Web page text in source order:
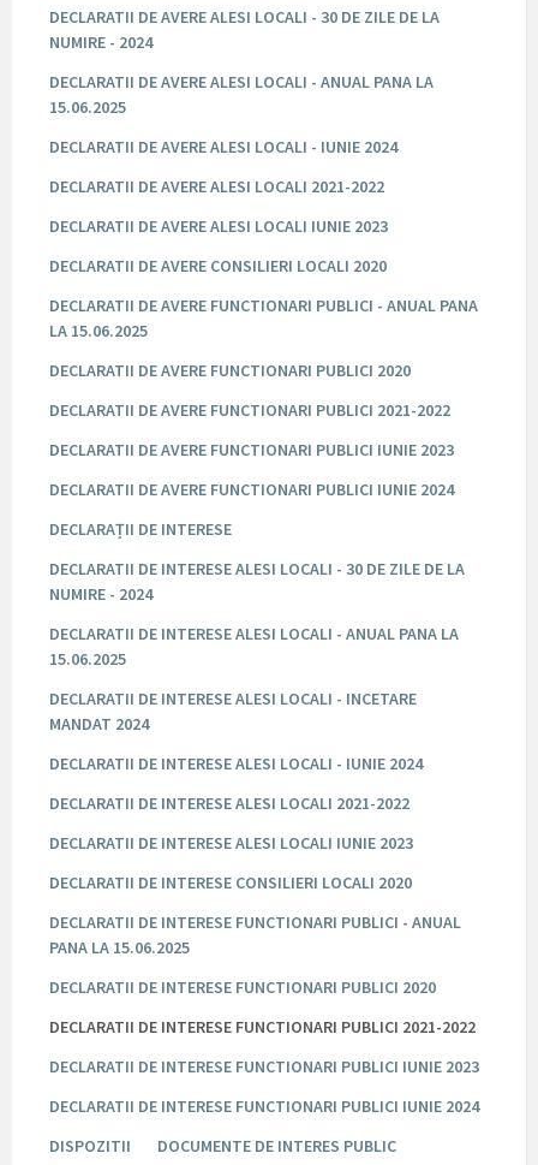
DECLARATII DE AVERE ALESI LOCALI - 30 DE ZILE DE LA
NUMIRE - 2024
DECLARATII DE AVERE ALESI LOCALI - ANUAL PANA LA
15.06.2025
DECLARATII DE AVERE ALESI LOCALI - IUNIE 2024
DECLARATII DE AVERE ALESI LOCALI 2021-2022
DECLARATII DE AVERE ALESI LOCALI IUNIE 2023
DECLARATII DE AVERE CONSILIERI LOCALI 2020
DECLARATII DE AVERE FUNCTIONARI PUBLICI - ANUAL PANA
LA 15.06.2025
DECLARATII DE AVERE FUNCTIONARI PUBLICI 2020
DECLARATII DE AVERE FUNCTIONARI PUBLICI 2021-2022
DECLARATII DE AVERE FUNCTIONARI PUBLICI IUNIE 2023
DECLARATII DE AVERE FUNCTIONARI PUBLICI IUNIE 2024
DECLARAȚII DE INTERESE
DECLARATII DE INTERESE ALESI LOCALI - 30 DE ZILE DE LA
NUMIRE - 2024
DECLARATII DE INTERESE ALESI LOCALI - ANUAL PANA LA
15.06.2025
DECLARATII DE INTERESE ALESI LOCALI - INCETARE
MANDAT 2024
DECLARATII DE INTERESE ALESI LOCALI - IUNIE 2024
DECLARATII DE INTERESE ALESI LOCALI 2021-2022
DECLARATII DE INTERESE ALESI LOCALI IUNIE 2023
DECLARATII DE INTERESE CONSILIERI LOCALI 2020
DECLARATII DE INTERESE FUNCTIONARI PUBLICI - ANUAL
PANA LA 15.06.2025
DECLARATII DE INTERESE FUNCTIONARI PUBLICI 2020
DECLARATII DE INTERESE FUNCTIONARI PUBLICI 2021-2022
DECLARATII DE INTERESE FUNCTIONARI PUBLICI IUNIE 2023
DECLARATII DE INTERESE FUNCTIONARI PUBLICI IUNIE 2024
DISPOZITII
DOCUMENTE DE INTERES PUBLIC